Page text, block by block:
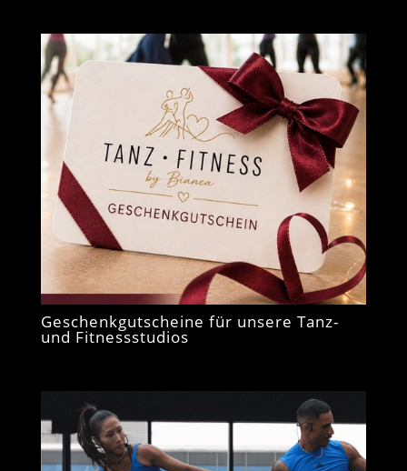
Geschenkgutscheine für unsere Tanz-
und Fitnessstudios